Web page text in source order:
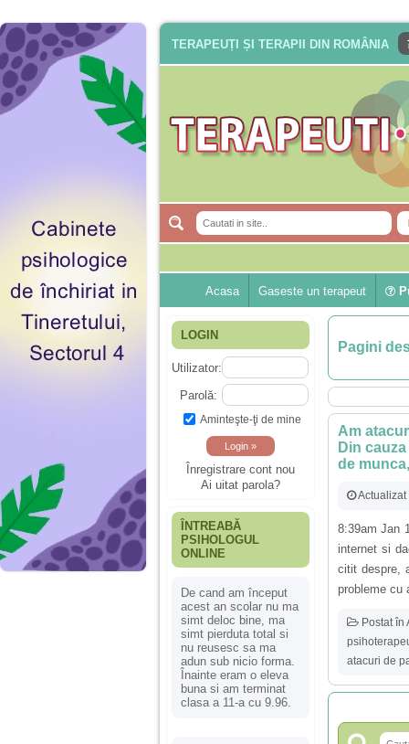
TERAPEUȚI ȘI TERAPII DIN ROMÂNIA
Acasa Gaseste un terapeut
LOGIN
Utilizator:
Parolă:
Aminteşte-ţi de mine
Înregistrare cont nou
Ai uitat parola?
ÎNTREABĂ
PSIHOLOGUL
ONLINE
De cand am început
acest an scolar nu ma
simt deloc bine, ma
simt pierduta total si
nu reusesc sa ma
adun sub nicio forma.
Înainte eram o eleva
buna si am terminat
clasa a 11-a cu 9.96.
Pagini
Am
Din
de
8:39am Jan
internet si
citit despre,
probleme cu
Postat în
atacuri de